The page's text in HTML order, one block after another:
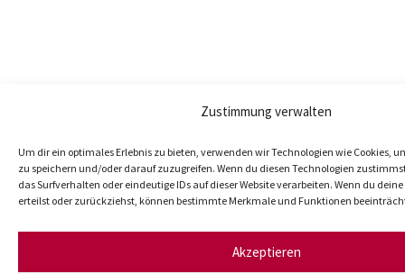
Zustimmung verwalten
Um dir ein optimales Erlebnis zu bieten, verwenden wir Technologien wie Cookies,
zu speichern und/oder darauf zuzugreifen. Wenn du diesen Technologien
das Surfverhalten oder eindeutige IDs auf dieser Website verarbeiten. Wenn du
erteilst oder zurückziehst, können bestimmte Merkmale und Funktionen
Akzeptieren